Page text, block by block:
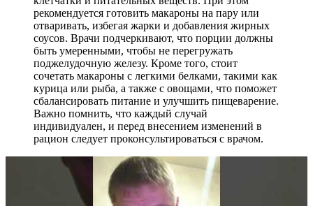
рекомендуется готовить макароны на пару или
отваривать, избегая жарки и добавления жирных
соусов. Врачи подчеркивают, что порции должны
быть умеренными, чтобы не перегружать
поджелудочную железу. Кроме того, стоит
сочетать макароны с легкими белками, такими как
курица или рыба, а также с овощами, что поможет
сбалансировать питание и улучшить пищеварение.
Важно помнить, что каждый случай
индивидуален, и перед внесением изменений в
рацион следует проконсультироваться с врачом.